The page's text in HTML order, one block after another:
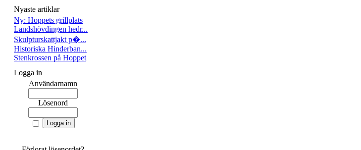
Nyaste artiklar
Ny: Hoppets grillplats
Landshövdingen hedr...
Skulpturskattjakt p�...
Historiska Hinderban...
Stenkrossen på Hoppet
Logga in
Användarnamn
Lösenord